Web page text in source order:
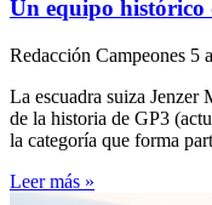
Un equipo
Redacción Campeones 5
La escuadra suiza Jenzer
de la historia de GP3
la categoría que forma
Leer más »